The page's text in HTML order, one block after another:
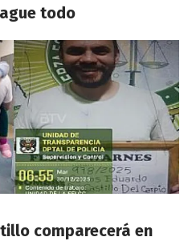
todo
comparecerá en